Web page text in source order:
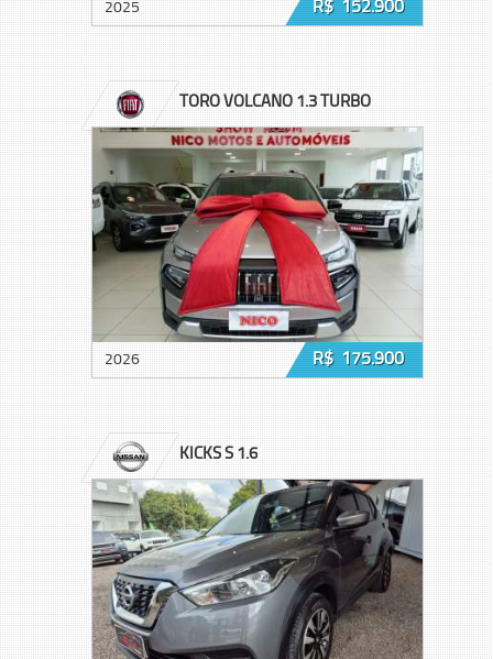
2025 R$ 152.900
TORO VOLCANO 1.3 TURBO
2026 R$ 175.900
KICKS S 1.6